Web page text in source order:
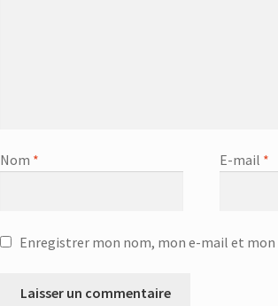
Nom * E-mail *
Enregistrer mon nom, mon e-mail et